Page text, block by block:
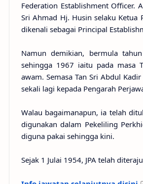
Federation Establishment Officer.
Sri Ahmad Hj. Husin selaku
dikenali sebagai Principal
Namun demikian, bermula
sehingga 1967 iaitu pada masa
awam. Semasa Tan Sri Abdul
sekali lagi kepada Pengarah
Walau bagaimanapun, ia telah
digunakan dalam Pekeliling
diguna pakai sehingga kini.
Sejak 1 Julai 1954, JPA telah